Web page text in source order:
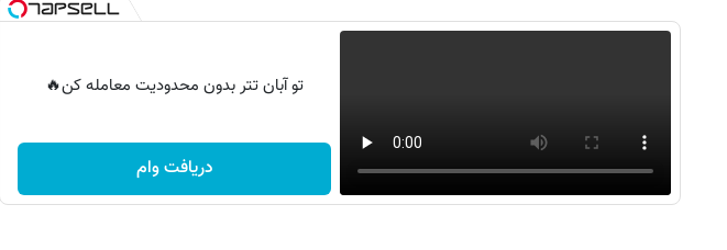
تو آبان تتر بدون محدودیت معامله کن🔥
دریافت وام